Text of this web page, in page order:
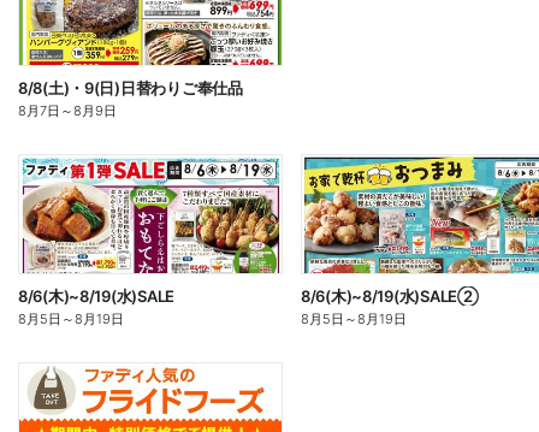
8/8(土)・9(日)日替わりご奉仕品
8月7日 ～8月9日
8/6(木)~8/19(水)SALE
8月5日 ～8月19日
8/6(木)~8/19(水)SALE②
8月5日 ～8月19日